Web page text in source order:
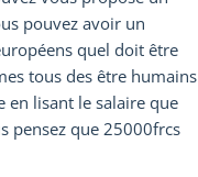
pouvez avoir un
quel doit être
tous des être humains
en lisant le salaire que
pensez que 25000frcs